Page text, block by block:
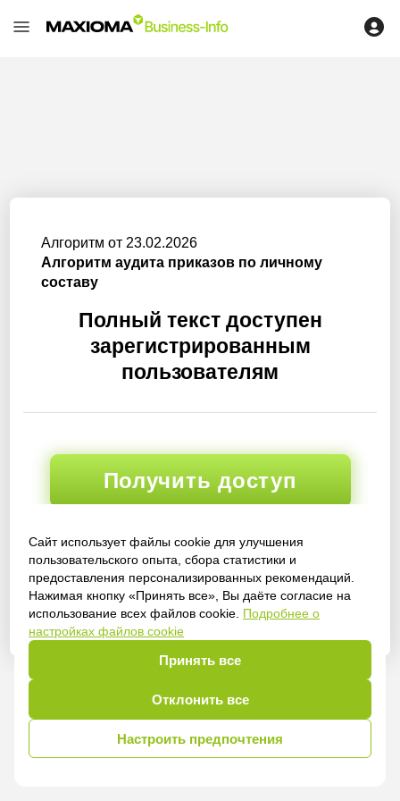
Сайт использует файлы cookie для улучшения
пользовательского опыта, сбора статистики и
предоставления персонализированных рекомендаций.
Нажимая кнопку «Принять все», Вы даёте согласие на
использование всех файлов cookie. Подробнее о
настройках файлов cookie
Принять все
Отклонить все
Настроить предпочтения
Алгоритм от 23.02.2026
Алгоритм аудита приказов по личному
составу
Полный текст доступен
зарегистрированным
пользователям
Получить доступ
Войти